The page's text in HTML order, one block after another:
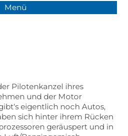
Menü
Pilotenkanzel ihres
und der Motor
eigentlich noch Autos,
sich hinter ihrem Rücken
geräuspert und in